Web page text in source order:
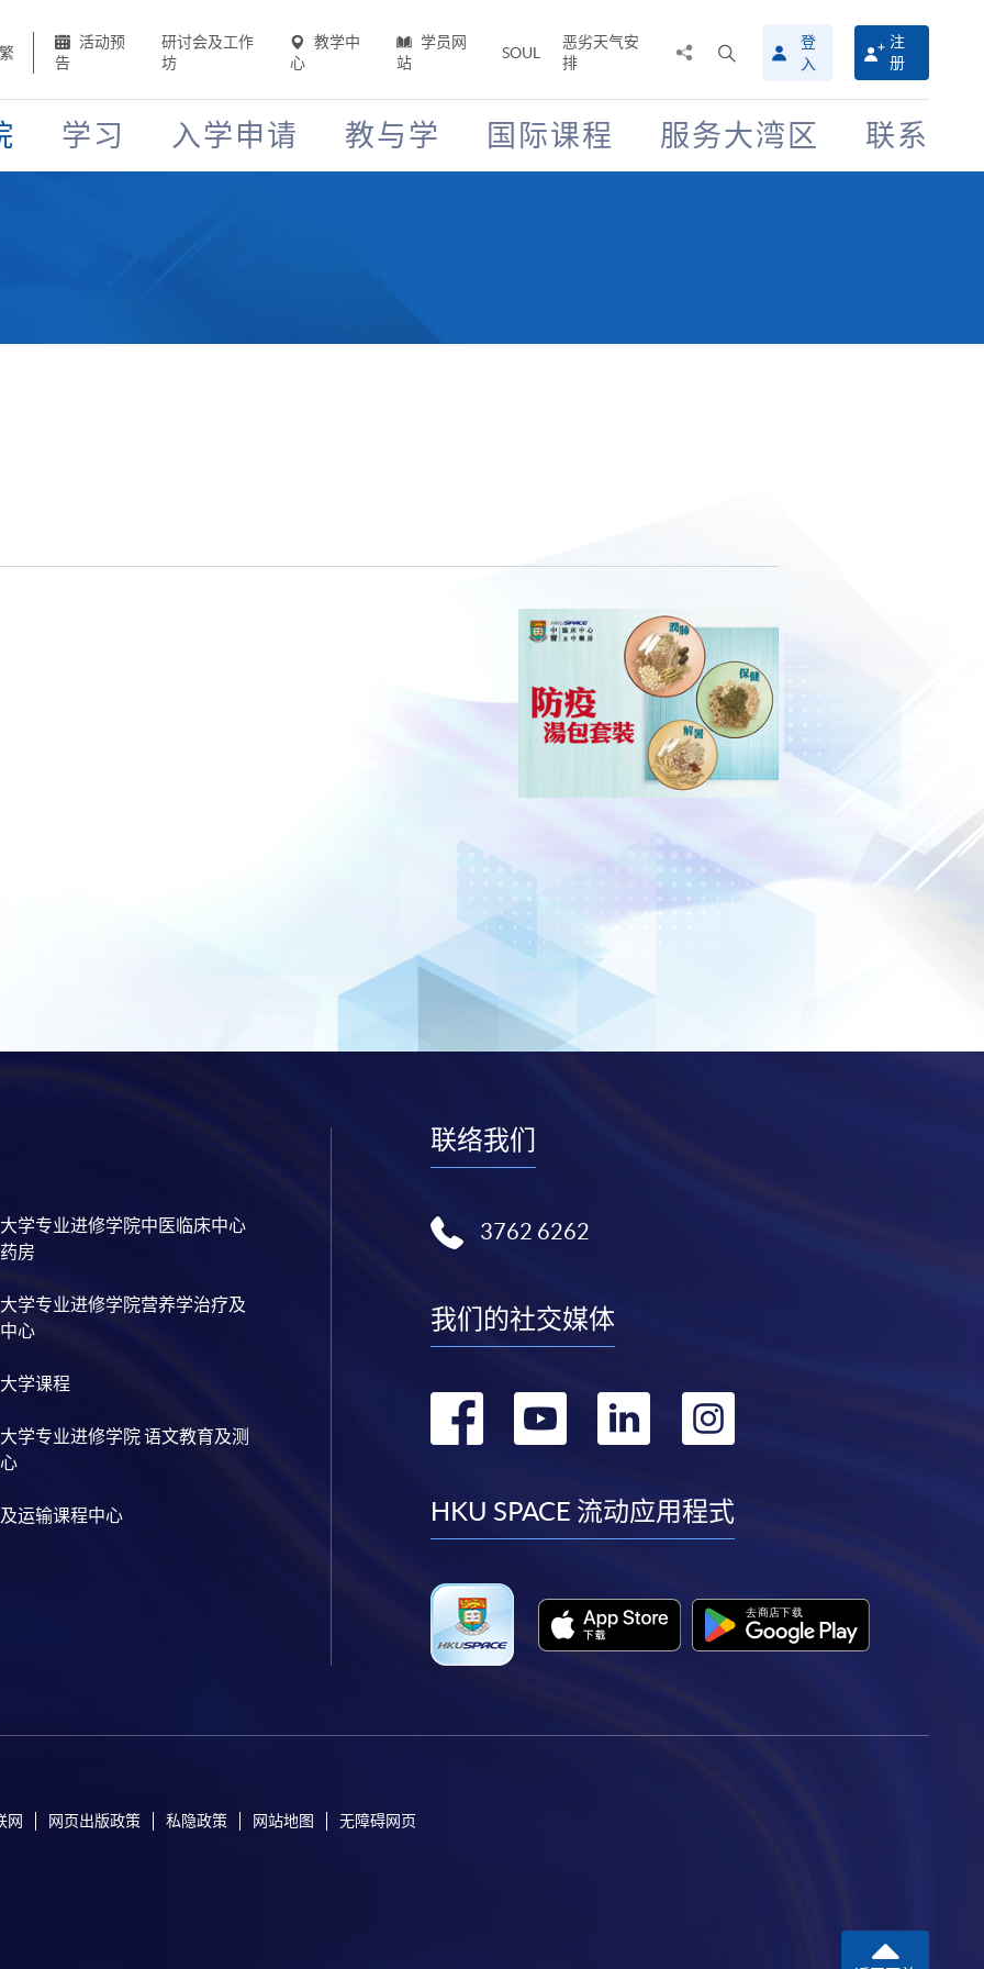
繁
活动预
告
研讨会及工作
坊
教学中
心
学员网
站
SOUL
恶劣天气安
排
搜
寻
介
面
登
入
注
册
学习 入学申请 教与学 国际课程 服务大湾区 联系
学专业进修学院中医临床中心
房
学专业进修学院营养学治疗及
心
学课程
学专业进修学院 语文教育及测
运输课程中心
联络我们
3762 6262
我们的社交媒体
转
facebook
转
youtube
转
linkedininstagram
HKU SPACE 流动应用程式
网 网页出版政策 私隐政策 网站地图 无障碍网页